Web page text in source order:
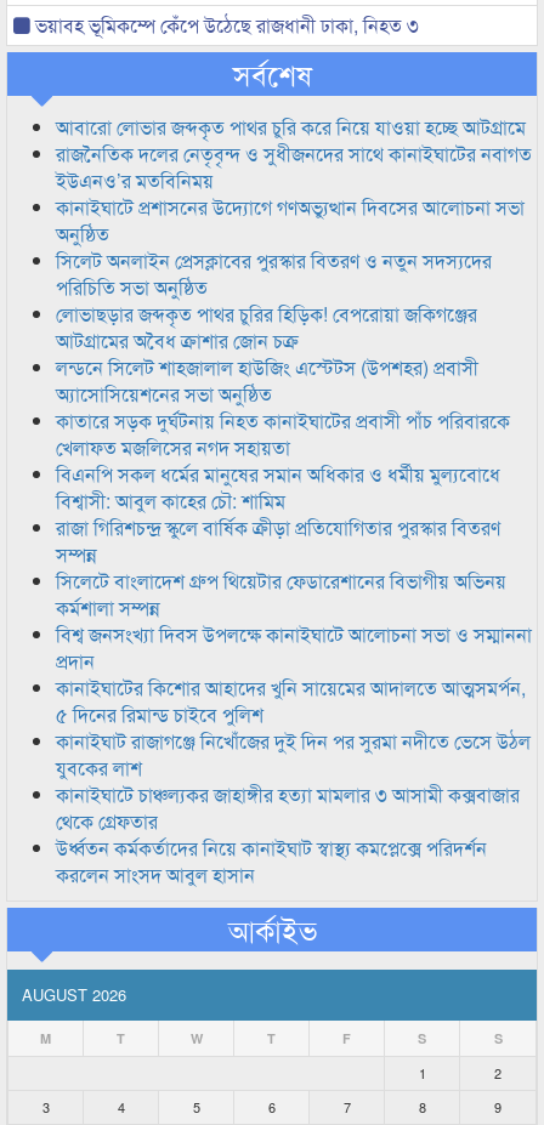
ভয়াবহ ভূমিকম্পে কেঁপে উঠেছে রাজধানী ঢাকা, নিহত ৩
সর্বশেষ
আবারো লোভার জব্দকৃত পাথর চুরি করে নিয়ে যাওয়া হচ্ছে আটগ্রামে
রাজনৈতিক দলের নেতৃবৃন্দ ও সুধীজনদের সাথে কানাইঘাটের নবাগত
ইউএনও’র মতবিনিময়
কানাইঘাটে প্রশাসনের উদ্যোগে গণঅভ্যুত্থান দিবসের আলোচনা সভা
অনুষ্ঠিত
সিলেট অনলাইন প্রেসক্লাবের পুরস্কার বিতরণ ও নতুন সদস্যদের
পরিচিতি সভা অনুষ্ঠিত
লোভাছড়ার জব্দকৃত পাথর চুরির হিড়িক! বেপরোয়া জকিগঞ্জের
আটগ্রামের অবৈধ ক্রাশার জোন চক্র
লন্ডনে সিলেট শাহজালাল হাউজিং এস্টেটস (উপশহর) প্রবাসী
অ্যাসোসিয়েশনের সভা অনুষ্ঠিত
কাতারে সড়ক দুর্ঘটনায় নিহত কানাইঘাটের প্রবাসী পাঁচ পরিবারকে
খেলাফত মজলিসের নগদ সহায়তা
বিএনপি সকল ধর্মের মানুষের সমান অধিকার ও ধর্মীয় মুল্যবোধে
বিশ্বাসী: আবুল কাহের চৌ: শামিম
রাজা গিরিশচন্দ্র স্কুলে বার্ষিক ক্রীড়া প্রতিযোগিতার পুরস্কার বিতরণ
সম্পন্ন
সিলেটে বাংলাদেশ গ্রুপ থিয়েটার ফেডারেশানের বিভাগীয় অভিনয়
কর্মশালা সম্পন্ন
বিশ্ব জনসংখ্যা দিবস উপলক্ষে কানাইঘাটে আলোচনা সভা ও সম্মাননা
প্রদান
কানাইঘাটের কিশোর আহাদের খুনি সায়েমের আদালতে আত্মসমর্পন,
৫ দিনের রিমান্ড চাইবে পুলিশ
কানাইঘাট রাজাগঞ্জে নিখোঁজের দুই দিন পর সুরমা নদীতে ভেসে উঠল
যুবকের লাশ
কানাইঘাটে চাঞ্চল্যকর জাহাঙ্গীর হত্যা মামলার ৩ আসামী কক্সবাজার
থেকে গ্রেফতার
উর্ধ্বতন কর্মকর্তাদের নিয়ে কানাইঘাট স্বাস্থ্য কমপ্লেক্সে পরিদর্শন
করলেন সাংসদ আবুল হাসান
আর্কাইভ
AUGUST 2026
M T W T F S S
1
2
3
4 5 6 7 8 9